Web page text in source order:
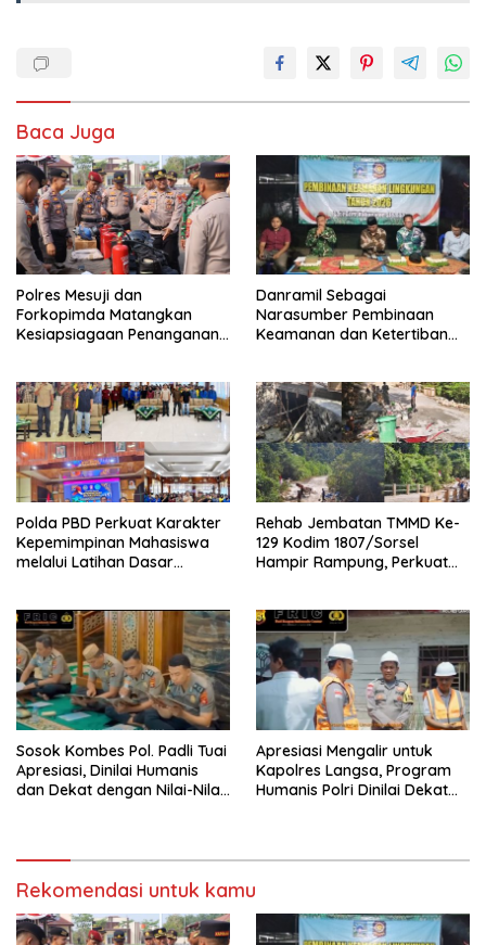
Baca Juga
Polres Mesuji dan
Forkopimda Matangkan
Kesiapsiagaan Penanganan
Danramil Sebagai
Narasumber Pembinaan
Keamanan dan Ketertiban
Polda PBD Perkuat Karakter
Kepemimpinan Mahasiswa
melalui Latihan Dasar
Rehab Jembatan TMMD Ke-
129 Kodim 1807/Sorsel
Hampir Rampung, Perkuat
Sesor
Sosok Kombes Pol. Padli Tuai
Apresiasi, Dinilai Humanis
dan Dekat dengan Nilai-Nilai
Apresiasi Mengalir untuk
Kapolres Langsa, Program
Humanis Polri Dinilai Dekat
Rekomendasi untuk kamu